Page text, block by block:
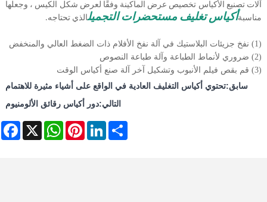
آلات تصنيع الأكياس تخصيص عرض الماكينة وفقًا لعرض شكل الكيس ، وجعلها
مناسبةأكياس تغليف مستحضرات التجميلالذي تحتاجه.
(1) نفخ جزيئات البلاستيك في آلة نفخ الأفلام ذات الضغط العالي والمنخفض
(2) ضروري لأنماط الطباعة وآلة طباعة النصوص
(3) قم بقص فيلم الأنبوب وتشكيل آخر آلة صنع أكياس الوقت
سابق:تحتوي أكياس التغليف العادية في الواقع على أشياء مثيرة للاهتمام
التالي:دور أكياس رقائق الألومنيوم
X
WhatsAppPinterestLinkedInShare